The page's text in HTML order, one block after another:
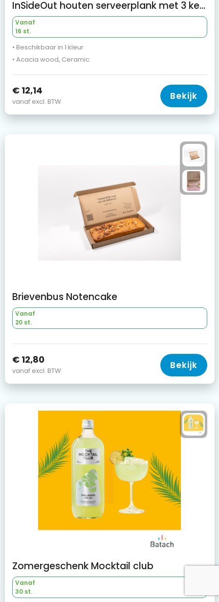
InSideOut houten serveerplank met 3 keramische schaaltjes
Vanaf
16 st.
• Beschikbaar in 1 kleur
• Acacia wood, Ceramic
€ 12,14
vanaf excl. BTW Bekijk
Brievenbus Notencake
Vanaf
20 st.
€ 12,80
vanaf excl. BTW Bekijk
Zomergeschenk Mocktail club
Vanaf
30 st.